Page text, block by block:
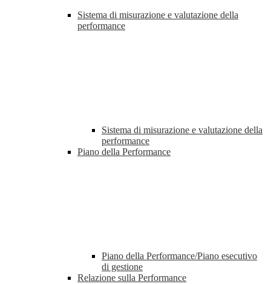
Sistema di misurazione e valutazione della
performance
Sistema di misurazione e valutazione della
performance
Piano della Performance
Piano della Performance/Piano esecutivo
di gestione
Relazione sulla Performance